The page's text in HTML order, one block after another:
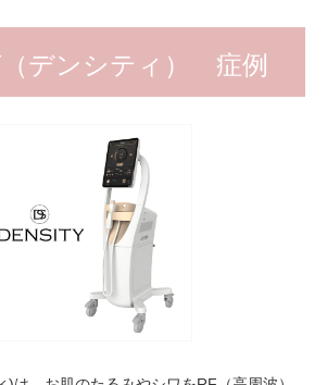
（デンシティ） 症例